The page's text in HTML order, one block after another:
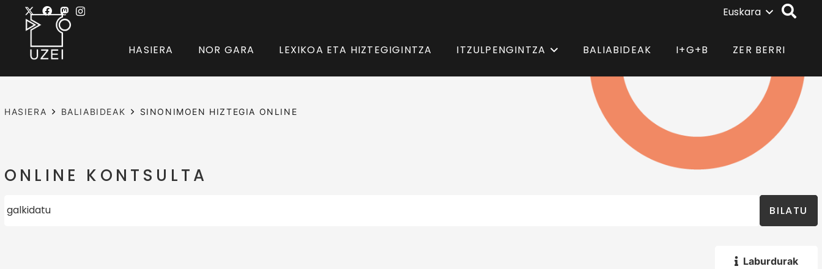
Euskara
HASIERA NOR GARA LEXIKOA ETA HIZTEGIGINTZA ITZULPENGINTZA BALIABIDEAK I+G+B ZER BERRI
HASIERA BALIABIDEAK SINONIMOEN HIZTEGIA ONLINE
ONLINE KONTSULTA
BILATU
Laburdurak